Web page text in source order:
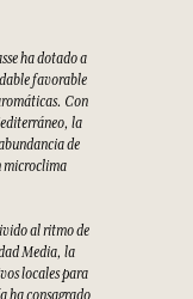
ha dotado a
favorable
Con
la
de
microclima
al ritmo de
Media, la
locales para